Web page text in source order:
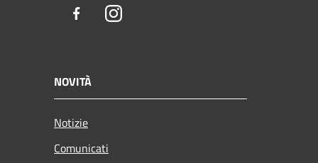
FacebookInstagram
NOVITÀ
Notizie
Comunicati